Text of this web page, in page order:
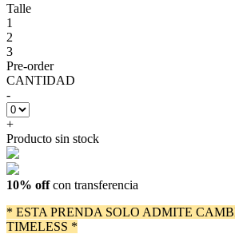
Talle
1
2
3
Pre-order
CANTIDAD
-
+
Producto sin stock
10% offcon transferencia
* ESTA PRENDA SOLO ADMITE
TIMELESS *